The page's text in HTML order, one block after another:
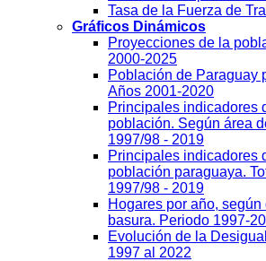
Tasa de la Fuerza de
Gráficos Dinámicos
Proyecciones de la
2000-2025
Población de Paraguay
Años 2001-2020
Principales indicadores
población. Según área
1997/98 - 2019
Principales indicadores
población paraguaya.
1997/98 - 2019
Hogares por año,
basura. Periodo 1997-
Evolución de la
1997 al 2022